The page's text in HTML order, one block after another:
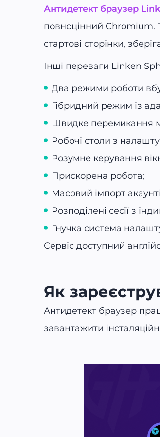
Антидетект браузер
повноцінний Chromium.
стартові сторінки,
Інші переваги Linken
Два режими роботи
Гібридний режим із
Швидке перемикання
Робочі столи з
Розумне керування
Прискорена робота;
Масовий імпорт
Розподілені сесії з
Гнучка система
Сервіс доступний
Як
Антидетект браузер
завантажити